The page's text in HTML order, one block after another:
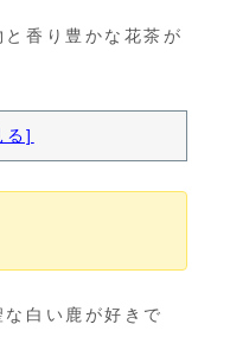
香り豊かな花茶が
る]
白い鹿が好きで